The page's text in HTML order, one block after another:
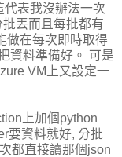
代表我沒辦法一次
丟而且每批都有
做在每次即時取得
資料準備好。 可是
VM上又設定一
上加個python
要資料就好, 分批
都直接讀那個json